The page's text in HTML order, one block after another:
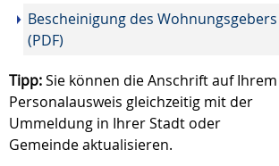
Bescheinigung des Wohnungsgebers
(PDF)
Tipp:Sie können die Anschrift auf Ihrem
Personalausweis gleichzeitig mit der
Ummeldung in Ihrer Stadt oder
Gemeinde aktualisieren.